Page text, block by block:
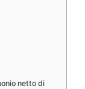
netto di